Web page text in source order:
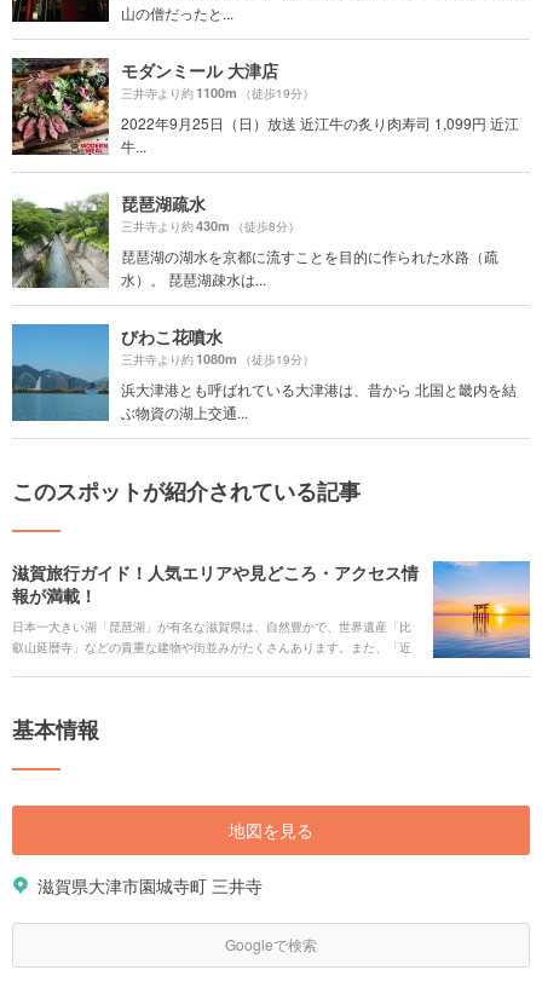
山の僧だったと...
モダンミール 大津店
三井寺より約1100m （徒歩19分）
2022年9月25日（日）放送 近江牛の炙り肉寿司 1,099円 近江
牛...
琵琶湖疏水
三井寺より約430m （徒歩8分）
琵琶湖の湖水を京都に流すことを目的に作られた水路（疏
水）。 琵琶湖疎水は...
びわこ花噴水
三井寺より約1080m （徒歩19分）
浜大津港とも呼ばれている大津港は、昔から 北国と畿内を結
ぶ物資の湖上交通...
このスポットが紹介されている記事
滋賀旅行ガイド！人気エリアや見どころ・アクセス情
報が満載！
日本一大きい湖「琵琶湖」が有名な滋賀県は、自然豊かで、世界遺産「比
叡山延暦寺」などの貴重な建物や街並みがたくさんあります。また、「近
ットなどを一挙にご紹介します！
基本情報
地図を見る
滋賀県大津市園城寺町 三井寺
Googleで検索